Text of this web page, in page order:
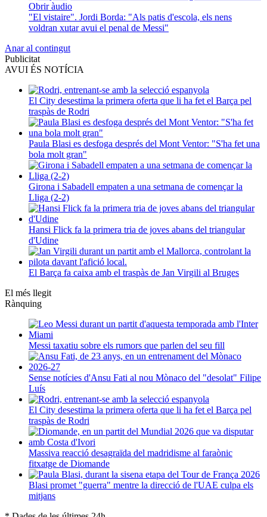
Obrir àudio
"El vistaire". Jordi Borda: "Als patis d'escola, els nens
voldran xutar avui el penal de Messi"
Anar al contingut
Publicitat
AVUI ÉS NOTÍCIA
El City desestima la primera oferta que li ha fet el Barça pel
traspàs de Rodri
Paula Blasi es desfoga després del Mont Ventor: "S'ha fet una
bola molt gran"
Girona i Sabadell empaten a una setmana de començar la
Lliga (2-2)
Hansi Flick fa la primera tria de joves abans del triangular
d'Udine
El Barça fa caixa amb el traspàs de Jan Virgili al Bruges
El més llegit
Rànquing
Messi taxatiu sobre els rumors que parlen del seu fill
Sense notícies d'Ansu Fati al nou Mònaco del "desolat" Filipe
Luís
El City desestima la primera oferta que li ha fet el Barça pel
traspàs de Rodri
Massiva reacció desagraïda del madridisme al faraònic
fitxatge de Diomande
Blasi promet "guerra" mentre la direcció de l'UAE culpa els
mitjans